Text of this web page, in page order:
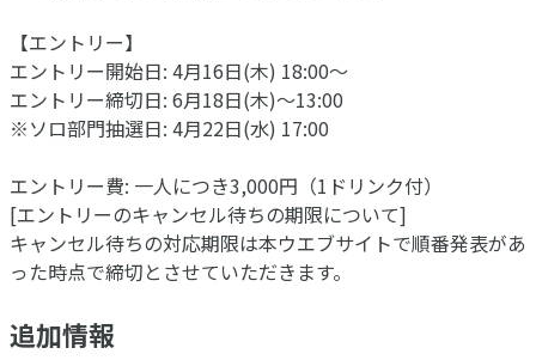
【エントリー】
エントリー開始日: 4月16日(木) 18:00～
エントリー締切日: 6月18日(木)～13:00
※ソロ部門抽選日: 4月22日(水) 17:00
エントリー費: 一人につき3,000円（1ドリンク付）
[エントリーのキャンセル待ちの期限について]
キャンセル待ちの対応期限は本ウエブサイトで順番発表があ
った時点で締切とさせていただきます。
追加情報